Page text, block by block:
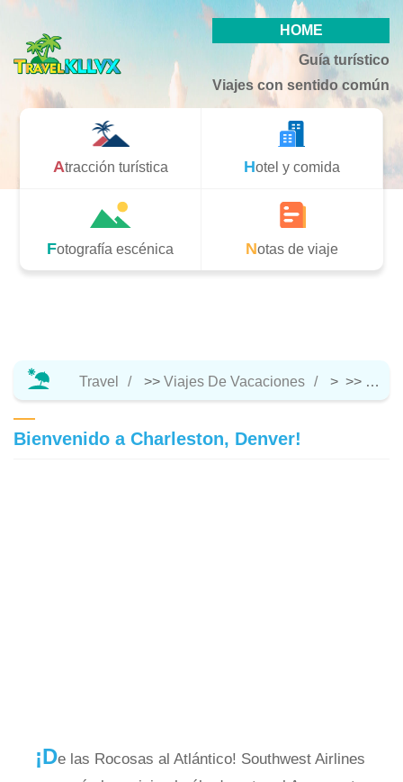
HOME
Guía turístico
Viajes con sentido común
Atracción turística Hotel y comida
Fotografía escénica Notas de viaje
Travel >> Viajes De Vacaciones > >>
Bienvenido a Charleston, Denver!
¡De las Rocosas al Atlántico! Southwest Airlines